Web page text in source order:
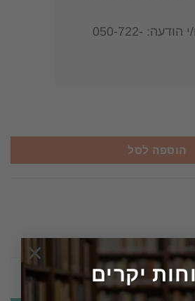
יקרים
×
שלח/י הודעה: 050-722-
הוספה לסל